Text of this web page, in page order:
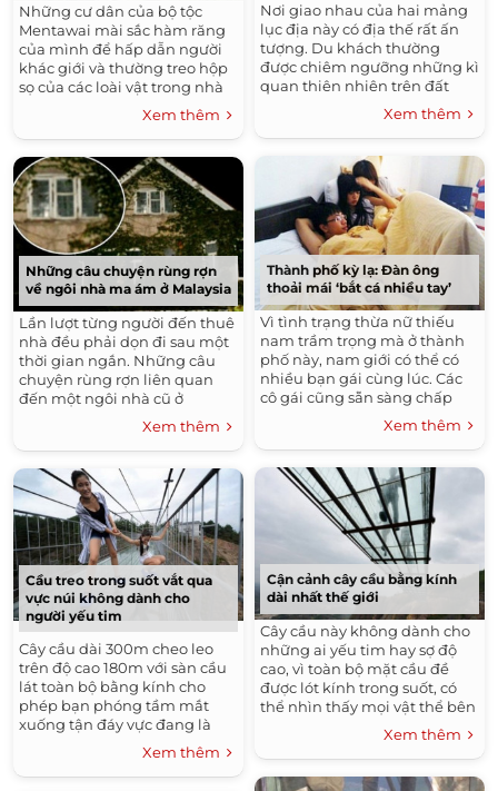
Những cư dân của bộ tộc
Mentawai mài sắc hàm răng
của mình để hấp dẫn người
khác giới và thường treo hộp
sọ của các loài vật trong nhà
để trang trí. Mentawai là
một bộ tộc bán du mục...
Xem thêm
Những câu chuyện rùng rợn
về ngôi nhà ma ám ở Malaysia
Lần lượt từng người đến thuê
nhà đều phải dọn đi sau một
thời gian ngắn. Những câu
chuyện rùng rợn liên quan
đến một ngôi nhà cũ ở
Malaysia có thể sẽ khiến bạn
cảm thấy "ớn lạnh"....
Xem thêm
Cầu treo trong suốt vắt qua
vực núi không dành cho
người yếu tim
Cây cầu dài 300m cheo leo
trên độ cao 180m với sàn cầu
lát toàn bộ bằng kính cho
phép bạn phóng tầm mắt
xuống tận đáy vực đang là
điểm đến thu hút du khách
ưa mạo hiểm. Một cây cầu
mới được...
Xem thêm
Nơi giao nhau của hai mảng
lục địa này có địa thế rất ấn
tượng. Du khách thường
được chiêm ngưỡng những kì
quan thiên nhiên trên đất
Xem thêm
Thành phố kỳ lạ: Đàn ông
thoải mái ‘bắt cá nhiều tay’
Vì tình trạng thừa nữ thiếu
nam trầm trọng mà ở thành
phố này, nam giới có thể có
nhiều bạn gái cùng lúc. Các
cô gái cũng sẵn sàng chấp
nhận làm "người thứ 3". Nằm
ở miền Nam Trung
Quốc, thành...
Xem thêm
Cận cảnh cây cầu bằng kính
dài nhất thế giới
Cây cầu này không dành cho
những ai yếu tim hay sợ độ
cao, vì toàn bộ mặt cầu đề
được lót kính trong suốt, có
thể nhìn thấy mọi vật thể bên
dưới. Cây cầu bằng kính dành
Xem thêm